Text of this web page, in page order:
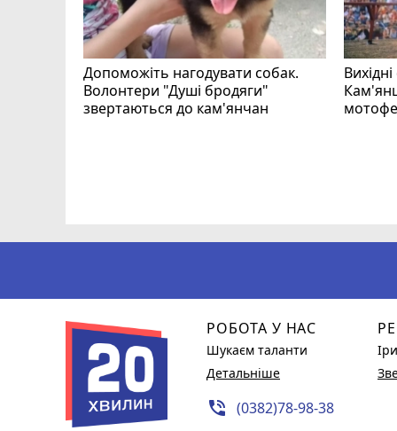
Допоможіть нагодувати собак.
Волонтери "Душі бродяги"
звертаються до кам'янчан
РОБОТА У НАС
Шукаєм таланти
Детальніше
phone_in_talk (0382)78-98-38